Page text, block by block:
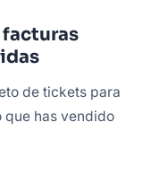
de tickets para
que has vendido